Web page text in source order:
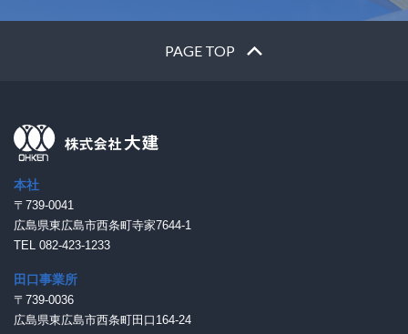
PAGE TOP
本社
〒739-0041
広島県東広島市西条町寺家7644-1
TEL 082-423-1233
田口事業所
〒739-0036
広島県東広島市西条町田口164-24